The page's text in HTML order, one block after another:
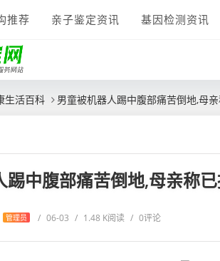
推荐 亲子鉴定资讯 基因检测资讯
生活百科 男童被机器人踢中腹部痛苦倒地,母
踢中腹部痛苦倒地,母亲称
管理员 / 06-03 / 1.48 K阅读 / 0评论